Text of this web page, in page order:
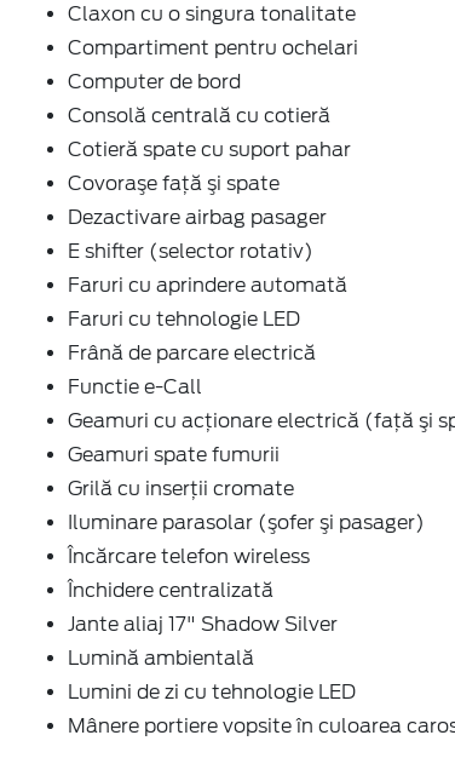
Claxon cu o singura tonalitate
Compartiment pentru ochelari
Computer de bord
Consolă centrală cu cotieră
Cotieră spate cu suport pahar
Covoraşe faţă şi spate
Dezactivare airbag pasager
E shifter (selector rotativ)
Faruri cu aprindere automată
Faruri cu tehnologie LED
Frână de parcare electrică
Functie e-Call
Geamuri cu acţionare electrică (faţă şi
Geamuri spate fumurii
Grilă cu inserţii cromate
Iluminare parasolar (şofer şi pasager)
Încărcare telefon wireless
Închidere centralizată
Jante aliaj 17" Shadow Silver
Lumină ambientală
Lumini de zi cu tehnologie LED
Mânere portiere vopsite în culoarea